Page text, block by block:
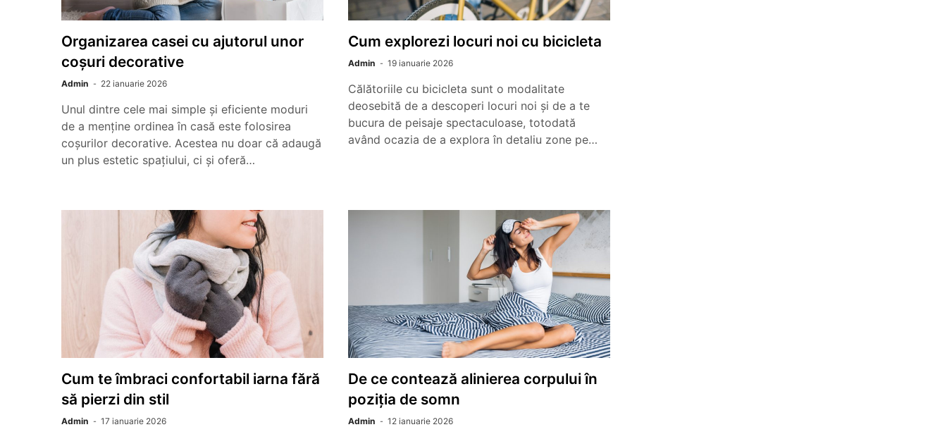
Organizarea casei cu ajutorul unor
coșuri decorative
Admin 22 ianuarie 2026
Unul dintre cele mai simple și eficiente moduri
de a menține ordinea în casă este folosirea
coșurilor decorative. Acestea nu doar că adaugă
un plus estetic spațiului, ci și oferă…
Cum explorezi locuri noi cu bicicleta
Admin 19 ianuarie 2026
Călătoriile cu bicicleta sunt o modalitate
deosebită de a descoperi locuri noi și de a te
bucura de peisaje spectaculoase, totodată
având ocazia de a explora în detaliu zone pe…
Cum te îmbraci confortabil iarna fără
să pierzi din stil
Admin 17 ianuarie 2026
De ce contează alinierea corpului în
poziția de somn
Admin 12 ianuarie 2026